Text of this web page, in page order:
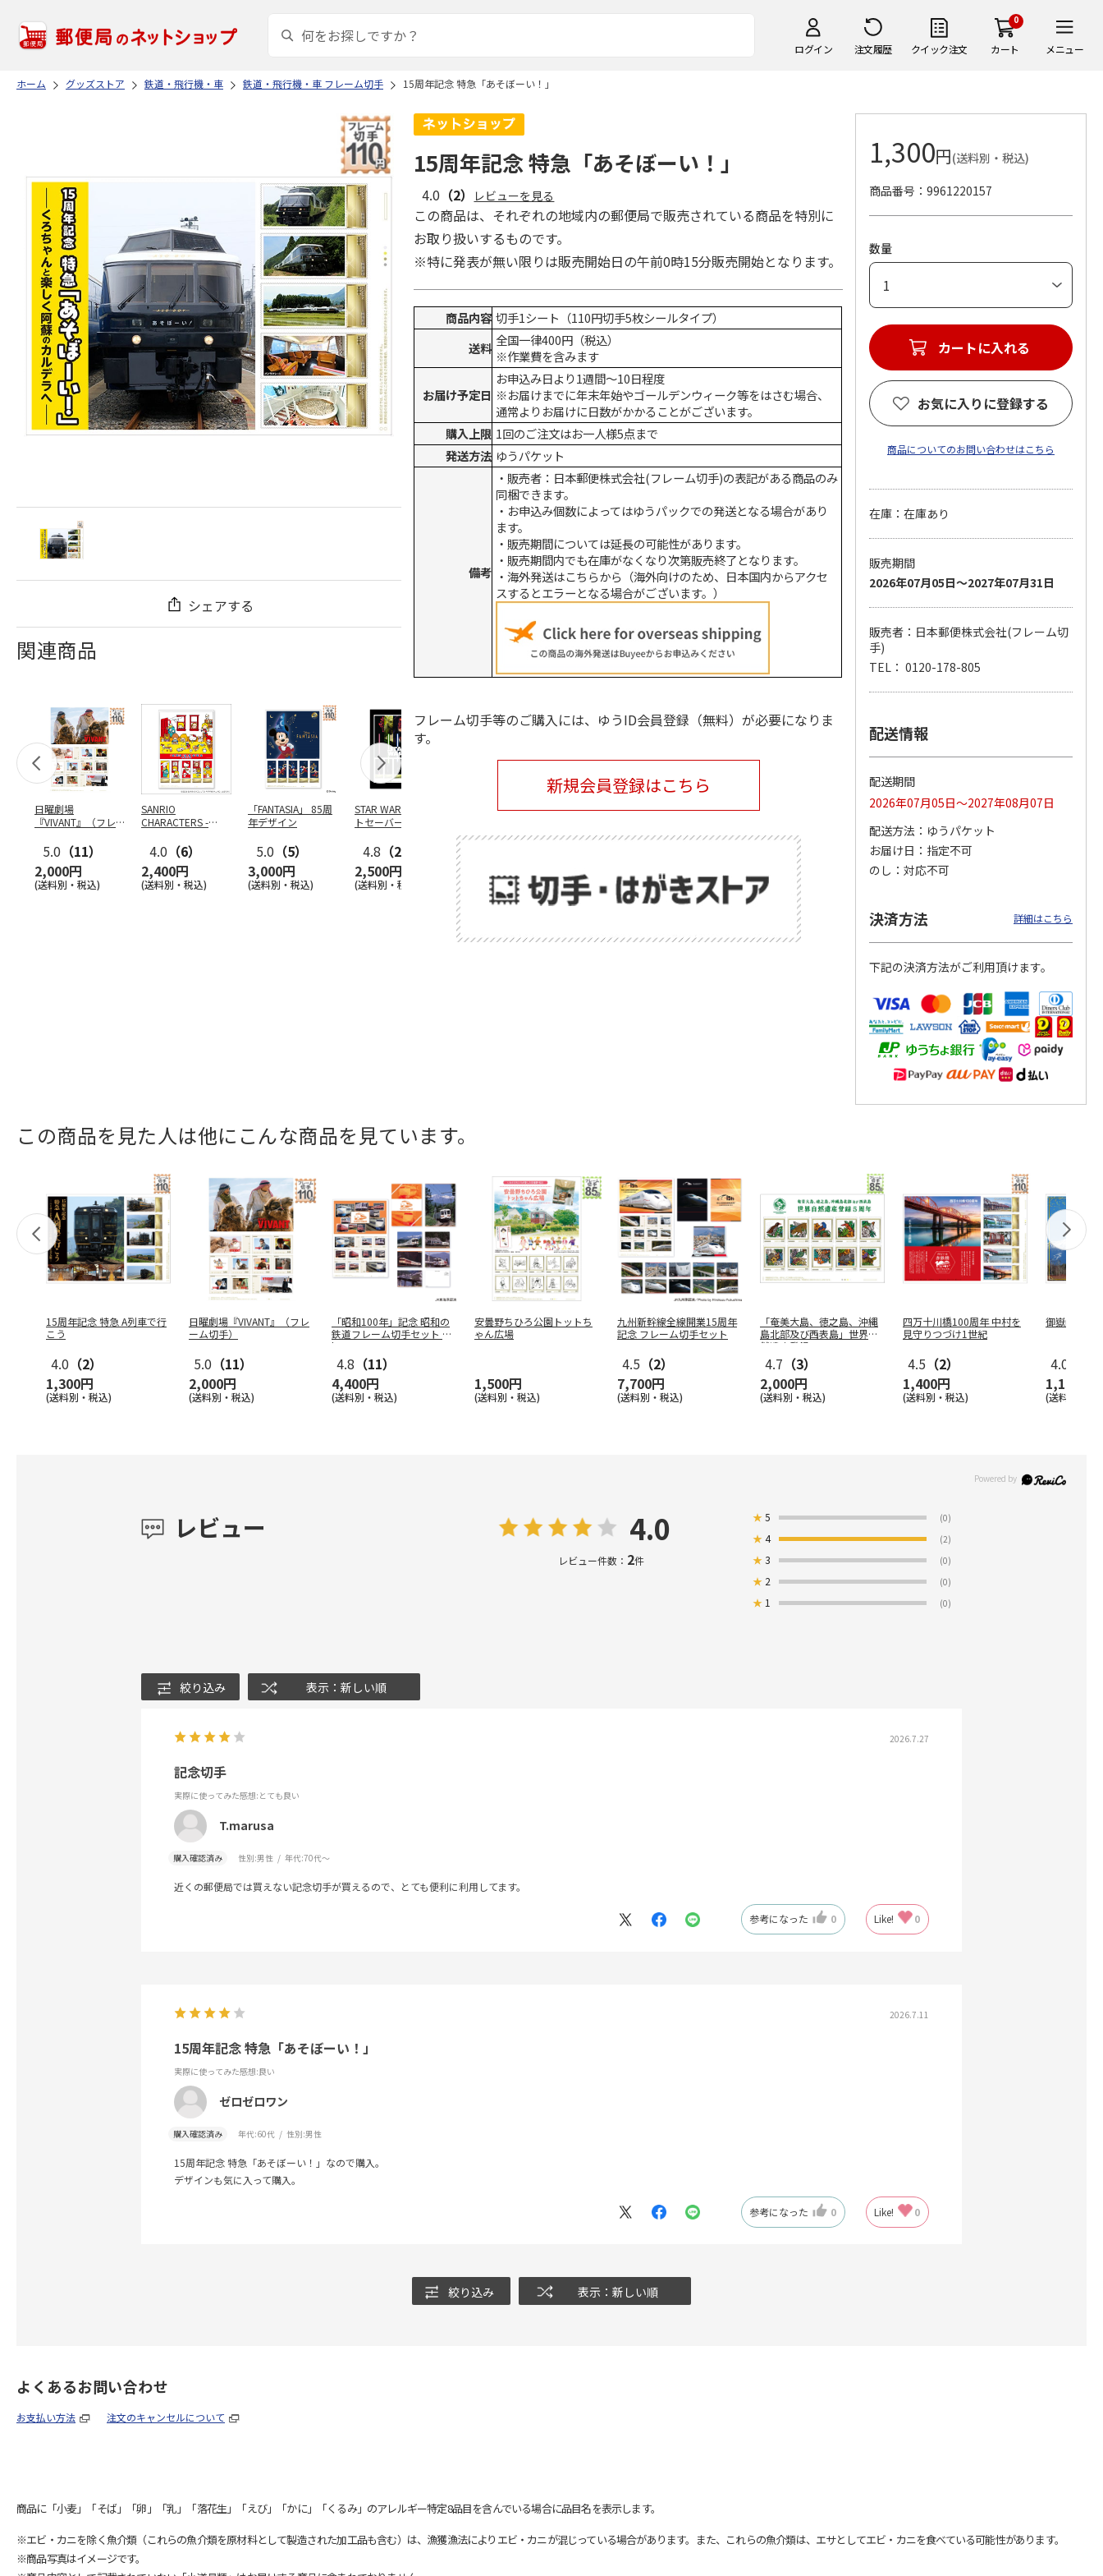
ログイン 注文履歴 クイック注文
0
カート メニュー
ホーム グッズストア 鉄道・飛行機・車 鉄道・飛行機・車 フレーム切手 15周年記念 特急「あそぼーい！」
シェアする
関連商品
日曜劇場
『VIVANT』（フレ
5.0 （11）
2,000円
(送料別・税込)
SANRIO
CHARACTERS -
4.0 （6）
2,400円
(送料別・税込)
「FANTASIA」 85周
年デザイン
5.0 （5）
3,000円
(送料別・税込)
STAR WARS／ライ
トセーバー デザイ
4.8 （21）
2,500円
(送料別・税込)
PICNIC-
2,400円
(送料別・税込)
SANRIO
STOP-
2,400円
(送料別・税込)
安曇野ちひろ公園ト
1,500円
(送料別・税込)
西表島」世界自然遺
産登録
4.7
2,000円
(送料別・税込)
15周年記念 特急 A
4.0 （2）
1,300円
ぼく、シマエナガ。
15周年記念 特急「あそぼーい！」
4.0 （2） レビューを見る
この商品は、それぞれの地域内の郵便局で販売されている商品を特別に
お取り扱いするものです。
※特に発表が無い限りは販売開始日の午前0時15分販売開始となります。
商品内容 切手1シート（110円切手5枚シールタイプ）
送料 全国一律400円（税込）
※作業費を含みます
お届け予定日
お申込み日より1週間～10日程度
※お届けまでに年末年始やゴールデンウィーク等をはさむ場合、
通常よりお届けに日数がかかることがございます。
購入上限 1回のご注文はお一人様5点まで
発送方法 ゆうパケット
備考
・販売者：日本郵便株式会社(フレーム切手)の表記がある商品のみ
同梱できます。
・お申込み個数によってはゆうパックでの発送となる場合があり
ます。
・販売期間については延長の可能性があります。
・販売期間内でも在庫がなくなり次第販売終了となります。
・海外発送はこちらから（海外向けのため、日本国内からアクセ
スするとエラーとなる場合がございます。）
フレーム切手等のご購入には、ゆうID会員登録（無料）が必要になりま
す。
新規会員登録はこちら
1,300円(送料別・税込)
商品番号
9961220157
数量
カートに入れる
お気に入りに登録する
商品についてのお問い合わせはこちら
在庫：在庫あり
販売期間
2026年07月05日～2027年07月31日
販売者：日本郵便株式会社(フレーム切
手)
TEL： 0120-178-805
配送情報
配送期間
2026年07月05日～2027年08月07日
配送方法
ゆうパケット
お届け日
指定不可
のし
対応不可
決済方法 詳細はこちら
下記の決済方法がご利用頂けます。
この商品を見た人は他にこんな商品を見ています。
15周年記念 特急 A列車で行
こう
4.0 （2）
1,300円
(送料別・税込)
日曜劇場『VIVANT』（フレ
ーム切手）
5.0 （11）
2,000円
(送料別・税込)
「昭和100年」記念 昭和の
鉄道フレーム切手セット Vo
l
4.8 （11）
4,400円
(送料別・税込)
安曇野ちひろ公園トットち
ゃん広場
1,500円
(送料別・税込)
九州新幹線全線開業15周年
記念 フレーム切手セット
4.5 （2）
7,700円
(送料別・税込)
「奄美大島、徳之島、沖縄
島北部及び西表島」世界自
然遺産登録
4.7 （3）
2,000円
(送料別・税込)
四万十川橋100周年 中村を
見守りつづけ1世紀
4.5 （2）
1,400円
(送料別・税込)
御嶽山国定
4.0
1,100円
(送料別・税
レビュー 4.0
レビュー件数： 2件
★5 (0)
★4 (2)
★3 (0)
★ 2 (0)
★ 1 (0)
絞り込み 表示：新しい順
2026.7.27
記念切手
実際に使ってみた感想:とても良い
T.marusa
購入確認済み 性別:男性 年代:70代～
近くの郵便局では買えない記念切手が買えるので、とても便利に利用してます。
参考になった 0 Like! 0
2026.7.11
15周年記念 特急「あそぼーい！」
実際に使ってみた感想:良い
ゼロゼロワン
購入確認済み 年代:60代 性別:男性
15周年記念 特急「あそぼーい！」なので購入。
デザインも気に入って購入。
参考になった 0 Like! 0
絞り込み 表示：新しい順
よくあるお問い合わせ
お支払い方法 注文のキャンセルについて
商品に「小麦」「そば」「卵」「乳」「落花生」「えび」「かに」「くるみ」のアレルギー特定8品目を含んでいる場合に品目名を表示します。
※エビ・カニを除く魚介類（これらの魚介類を原材料として製造された加工品も含む）は、漁獲漁法によりエビ・カニが混じっている場合があります。また、これらの魚介類は、エサとしてエビ・カニを食べている可能性があります。
※商品写真はイメージです。